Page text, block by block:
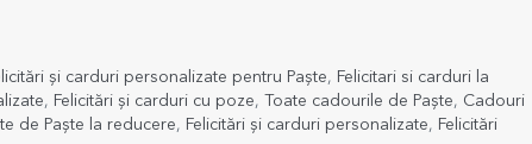
și carduri personalizate pentru Paște, Felicitari si carduri la
, Felicitări și carduri cu poze, Toate cadourile de Paște, Cadouri
de Paște la reducere, Felicitări și carduri personalizate, Felicitări